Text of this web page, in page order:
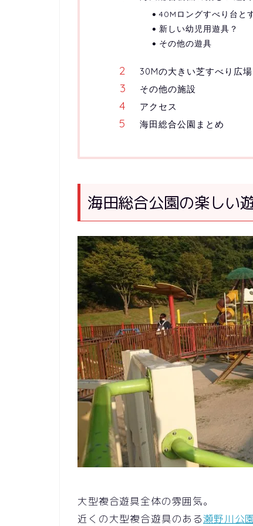
40Mロングすべり台と
新しい幼児用遊具？
その他の遊具
30Mの大きい芝すべり広場
その他の施設
アクセス
海田総合公園まとめ
海田総合公園の楽しい
大型複合遊具全体の雰囲気。
近くの大型複合遊具のある瀬野川公園